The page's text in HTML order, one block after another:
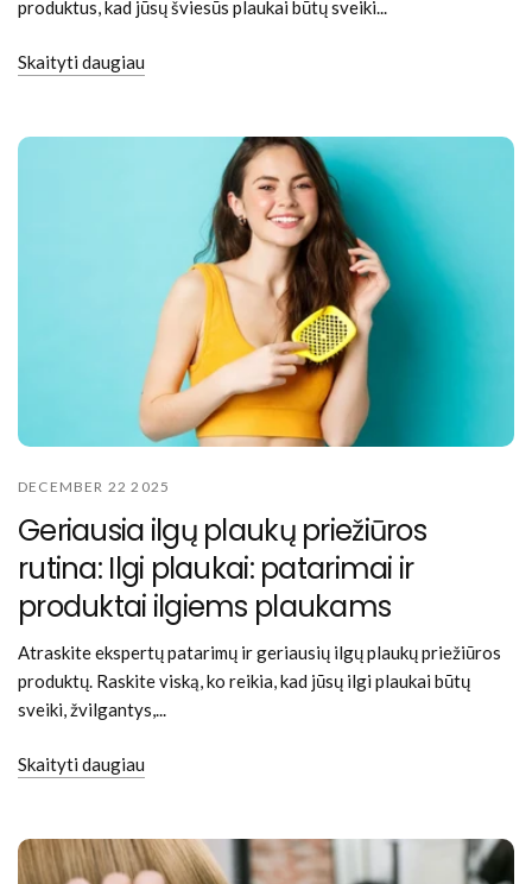
produktus, kad jūsų šviesūs plaukai būtų sveiki...
Skaityti daugiau
DECEMBER 22 2025
Geriausia ilgų plaukų priežiūros
rutina: Ilgi plaukai: patarimai ir
produktai ilgiems plaukams
Atraskite ekspertų patarimų ir geriausių ilgų plaukų priežiūros
produktų. Raskite viską, ko reikia, kad jūsų ilgi plaukai būtų
sveiki, žvilgantys,...
Skaityti daugiau